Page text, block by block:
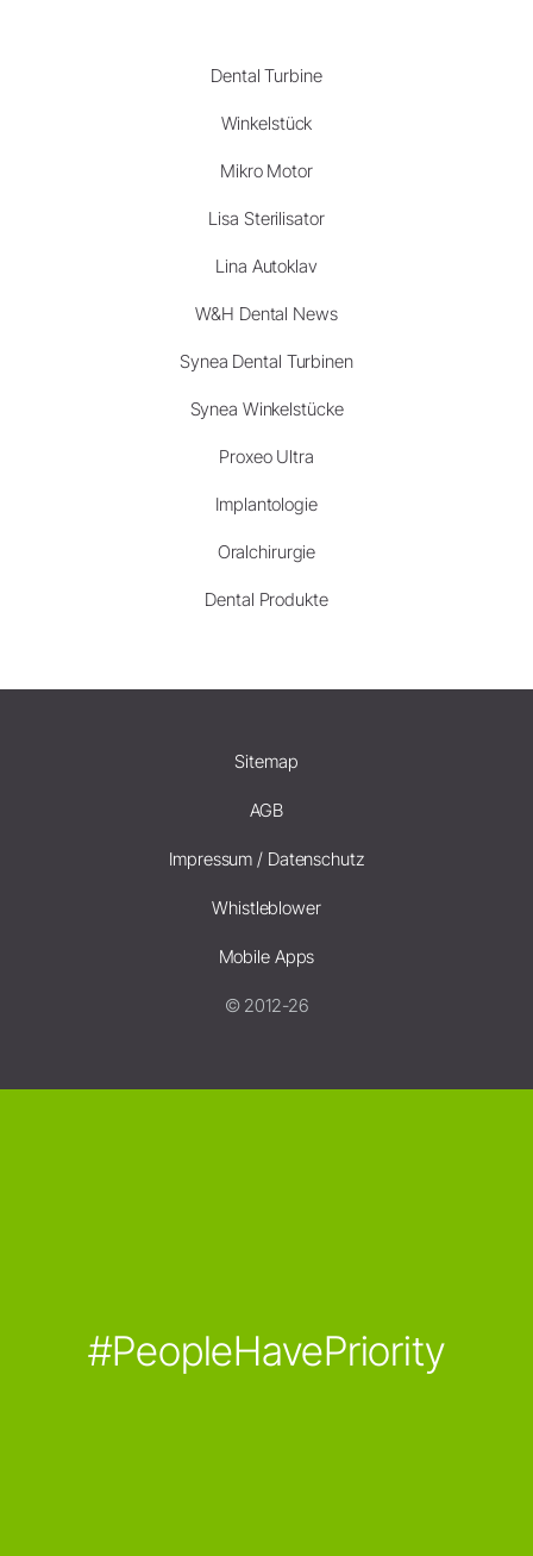
Dental Turbine
Winkelstück
Mikro Motor
Lisa Sterilisator
Lina Autoklav
W&H Dental News
Synea Dental Turbinen
Synea Winkelstücke
Proxeo Ultra
Implantologie
Oralchirurgie
Dental Produkte
Sitemap
AGB
Impressum / Datenschutz
Whistleblower
Mobile Apps
© 2012-26
#PeopleHavePriority